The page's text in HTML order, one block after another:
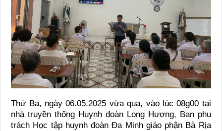
Thứ Ba, ngày 06.05.2025 vừa qua, vào lúc 08g00 tại
nhà truyền thống Huynh đoàn Long Hương, Ban phụ
trách Học tập huynh đoàn Đa Minh giáo phận Bà Rịa